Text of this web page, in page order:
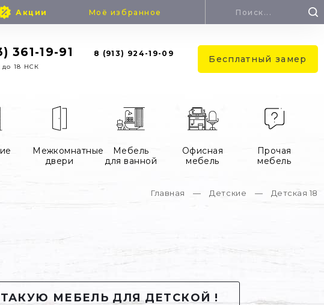
Акции Моё избранное
поиска
Поиск
361-19-91 8 (913) 924-19-09
18 НСК
Бесплатный замер
Межкомнатные
двери
Мебель
для ванной
Офисная
мебель
Прочая
мебель
Главная — Детские — Детская 18
МЕБЕЛЬ ДЛЯ ДЕТСКОЙ !